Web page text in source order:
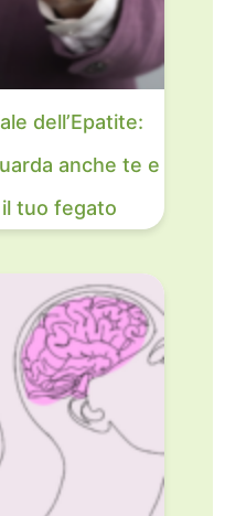
dell’Epatite:
anche te e
il tuo fegato